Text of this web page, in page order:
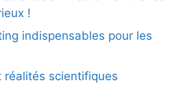
!
indispensables pour les
réalités scientifiques